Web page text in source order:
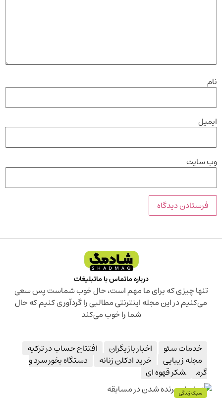
نام
ایمیل
وب‌ سایت
درباره ماتماس با ماتبلیغات
تنها چیزی که برای ما مهم است، حال خوب شماست پس سعی
می‌کنیم در این مجله اینترنتی مطالبی را گردآوری کنیم که حال
شما را خوب می‌کند
خدمات سئو اخبار بازیگران
افتتاح حساب در ترکیه
مجله زیبایی
خرید ادکلن زنانه
دستگاه بخور سرد و
گرم
شکر قهوه ای
سبک زندگی